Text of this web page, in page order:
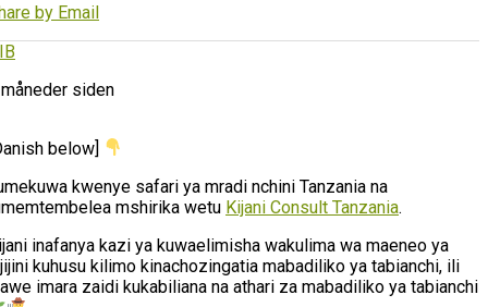
by Email
siden
below]
kwenye safari ya mradi nchini Tanzania na
mshirika wetu Kijani Consult Tanzania.
inafanya kazi ya kuwaelimisha wakulima wa maeneo ya
kuhusu kilimo kinachozingatia mabadiliko ya tabianchi, ili
imara zaidi kukabiliana na athari za mabadiliko ya tabianchi